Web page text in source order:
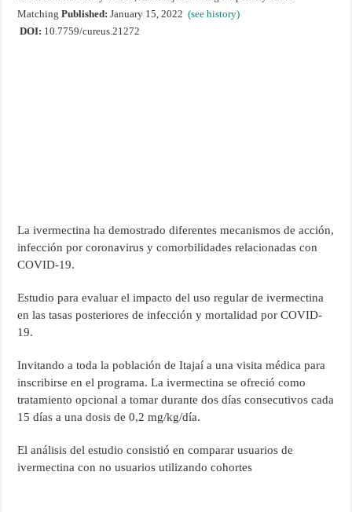
MatchingPublished: January 15, 2022(see history)
DOI: 10.7759/cureus.21272
La ivermectina ha demostrado diferentes mecanismos de acción,
infección por coronavirus y comorbilidades relacionadas con
COVID-19.
Estudio para evaluar el impacto del uso regular de ivermectina
en las tasas posteriores de infección y mortalidad por COVID-
19.
Invitando a toda la población de Itajaí a una visita médica para
inscribirse en el programa. La ivermectina se ofreció como
tratamiento opcional a tomar durante dos días consecutivos cada
15 días a una dosis de 0,2 mg/kg/día.
El análisis del estudio consistió en comparar usuarios de
ivermectina con no usuarios utilizando cohortes